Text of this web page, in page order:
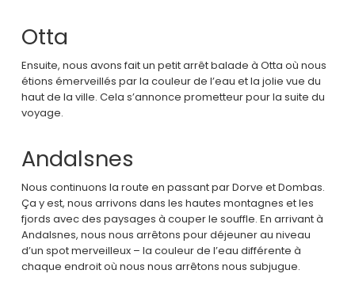
Otta
Ensuite, nous avons fait un petit arrêt balade à Otta où nous
étions émerveillés par la couleur de l’eau et la jolie vue du
haut de la ville. Cela s’annonce prometteur pour la suite du
voyage.
Andalsnes
Nous continuons la route en passant par Dorve et Dombas.
Ça y est, nous arrivons dans les hautes montagnes et les
fjords avec des paysages à couper le souffle. En arrivant à
Andalsnes, nous nous arrêtons pour déjeuner au niveau
d’un spot merveilleux – la couleur de l’eau différente à
chaque endroit où nous nous arrêtons nous subjugue.